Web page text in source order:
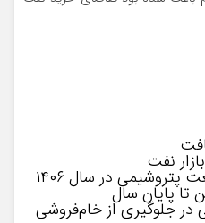
نفت
پایان سال
جلوگیری از خام‌فروشی